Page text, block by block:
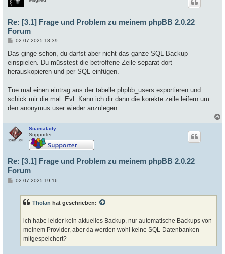
Re: [3.1] Frage und Problem zu meinem phpBB 2.0.22
Forum
B
i
r
a
02.07.2025 18:39
Das ginge schon, du darfst aber nicht das ganze SQL Backup
einspielen. Du müsstest die betroffene Zeile separat dort
herauskopieren und per SQL einfügen.
Tue mal einen eintrag aus der tabelle phpbb_users exportieren und
schick mir die mal. Evl. Kann ich dir dann die korekte zeile leifern um
den anonymus user wieder anzulegen.
Scanialady
Supporter
Re: [3.1] Frage und Problem zu meinem phpBB 2.0.22
Forum
B02.07.2025 19:16
Tholan hat geschrieben:
ich habe leider kein aktuelles Backup, nur automatische Backups von
meinem Provider, aber da werden wohl keine SQL-Datenbanken
mitgespeichert?